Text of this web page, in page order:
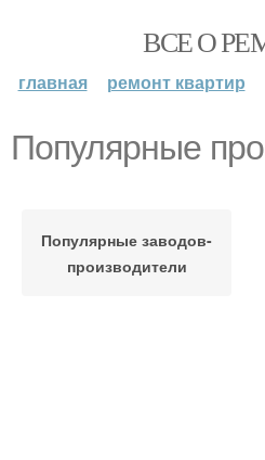
ВСЕ О
главная ремонт квартир
Популярные
Популярные заводов-
производители